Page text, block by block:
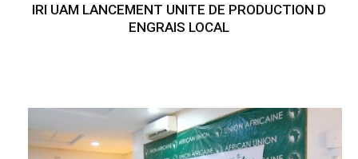
IRI UAM LANCEMENT UNITE DE PRODUCTION D
ENGRAIS LOCAL